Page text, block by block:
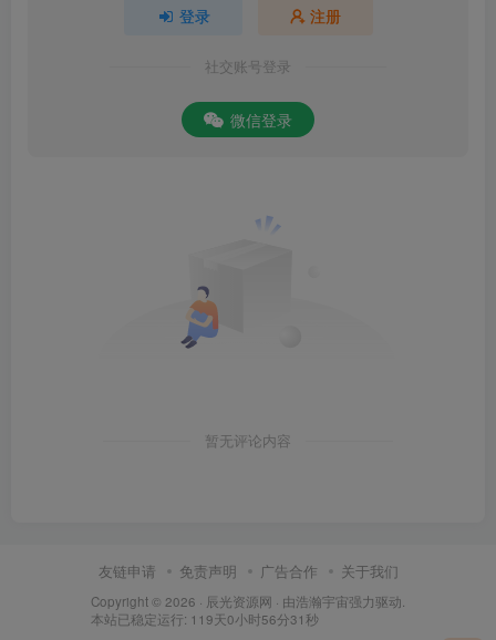
登录 注册
社交账号登录
微信登录
暂无评论内容
友链申请 免责声明 广告合作 关于我们
Copyright © 2026 · 辰光资源网 · 由浩瀚宇宙强力驱动.
本站已稳定运行: 119天0小时56分31秒